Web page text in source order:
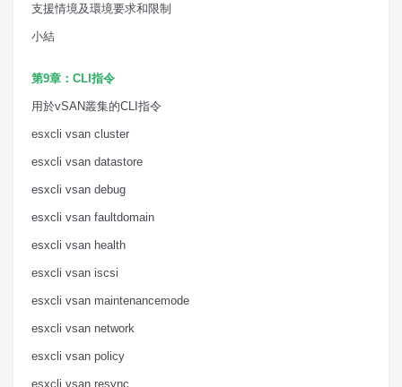
支援情境及環境要求和限制
小結
第9章： CLI指令
用於vSAN叢集的CLI指令
esxcli vsan cluster
esxcli vsan datastore
esxcli vsan debug
esxcli vsan faultdomain
esxcli vsan health
esxcli vsan iscsi
esxcli vsan maintenancemode
esxcli vsan network
esxcli vsan policy
esxcli vsan resync